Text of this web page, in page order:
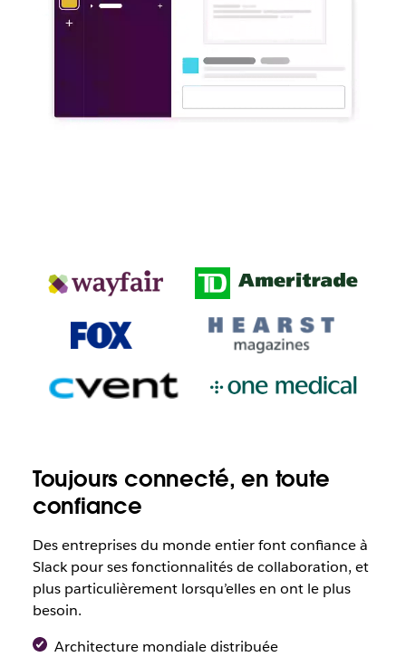
Toujours connecté, en toute
confiance
Des entreprises du monde entier font confiance à
Slack pour ses fonctionnalités de collaboration, et
plus particulièrement lorsqu’elles en ont le plus
besoin.
Architecture mondiale distribuée